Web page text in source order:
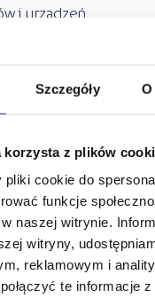
Szczegóły
korzysta z plików
cookie do
funkcje
naszej witrynie.
witryny,
reklamowym i
te informacje
i urządzeń
fryzur
układania
zagęszczanie i
zabiegów
fryzjerskiej